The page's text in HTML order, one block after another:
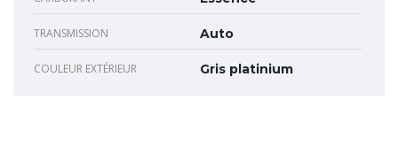
TRANSMISSION Auto
COULEUR EXTÉRIEUR Gris platinium